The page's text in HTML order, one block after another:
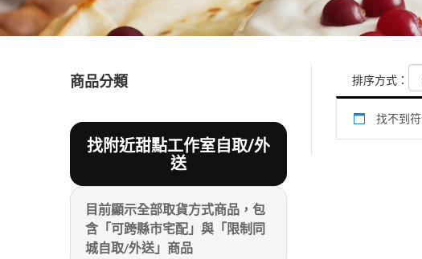
商品分類
找附近甜點工作室自取/外
送
目前顯示全部取貨方式商品，包
含「可跨縣市宅配」與「限制同
城自取/外送」商品
排序方式：
找不到